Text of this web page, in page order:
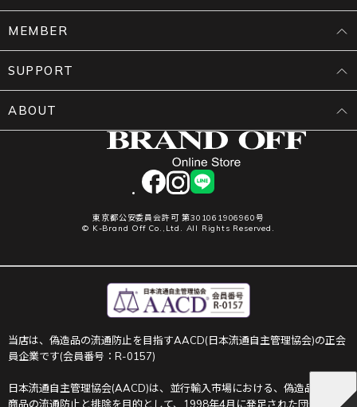
facebookinstagram
LINE
東京都公安委員会許可 第301061906960号
© K-Brand Off Co.,Ltd. All Rights Reserved.
MEMBER
SUPPORT
ABOUT
当店は、偽造品の流通防止を目指すAACD(日本流通自主管理協会)の正会
員企業です(会員番号：R-0157)
日本流通自主管理協会(AACD)は、並行輸入市場における、偽造品や不正
商品の流通防止と排除を目的として、1998年4月に発足された団体です。